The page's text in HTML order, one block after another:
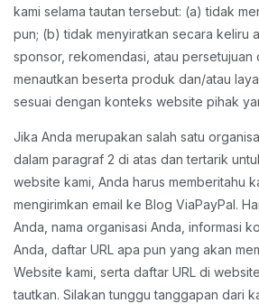
kami selama tautan tersebut: (a) tidak
pun; (b) tidak menyiratkan secara keliru
sponsor, rekomendasi, atau persetujuan
menautkan beserta produk dan/atau
sesuai dengan konteks website pihak
Jika Anda merupakan salah satu
dalam paragraf 2 di atas dan tertarik
website kami, Anda harus memberitahu
mengirimkan email ke Blog ViaPayPal.
Anda, nama organisasi Anda, informasi
Anda, daftar URL apa pun yang akan
Website kami, serta daftar URL di
tautkan. Silakan tunggu tanggapan dari